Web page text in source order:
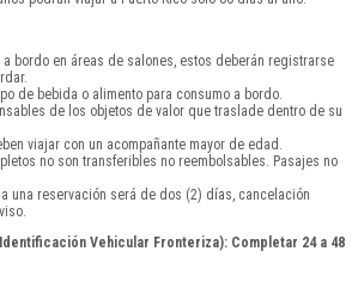
bordo en áreas de salones, estos deberán registrarse
de bebida o alimento para consumo a bordo.
de los objetos de valor que traslade dentro de su
viajar con un acompañante mayor de edad.
no son transferibles no reembolsables. Pasajes no
una reservación será de dos (2) días, cancelación
Vehicular Fronteriza): Completar 24 a 48